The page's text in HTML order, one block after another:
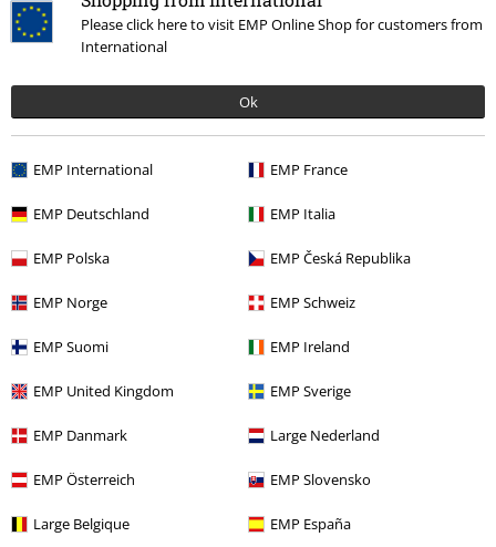
Please click here to visit EMP Online Shop for customers from
International
Ok
EMP International EMP France
EMP Deutschland EMP Italia
EMP Polska EMP Česká Republika
EMP Norge EMP Schweiz
EMP Suomi EMP Ireland
EMP United Kingdom EMP Sverige
EMP Danmark Large Nederland
EMP Österreich EMP Slovensko
Large Belgique EMP España
5
5
Passform
Kommentieren
Geschrieben am: Mittwoch, 10.04.2019
Körpergröße in Meter: 1.86
Gekaufte Größe: M